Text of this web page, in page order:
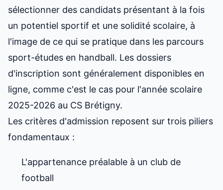
sélectionner des candidats présentant à la fois
un potentiel sportif et une solidité scolaire, à
l'image de ce qui se pratique dans les parcours
sport-études en handball. Les dossiers
d'inscription sont généralement disponibles en
ligne, comme c'est le cas pour l'année scolaire
2025-2026 au CS Brétigny.
Les critères d'admission reposent sur trois piliers
fondamentaux :
L'appartenance préalable à un club de
football